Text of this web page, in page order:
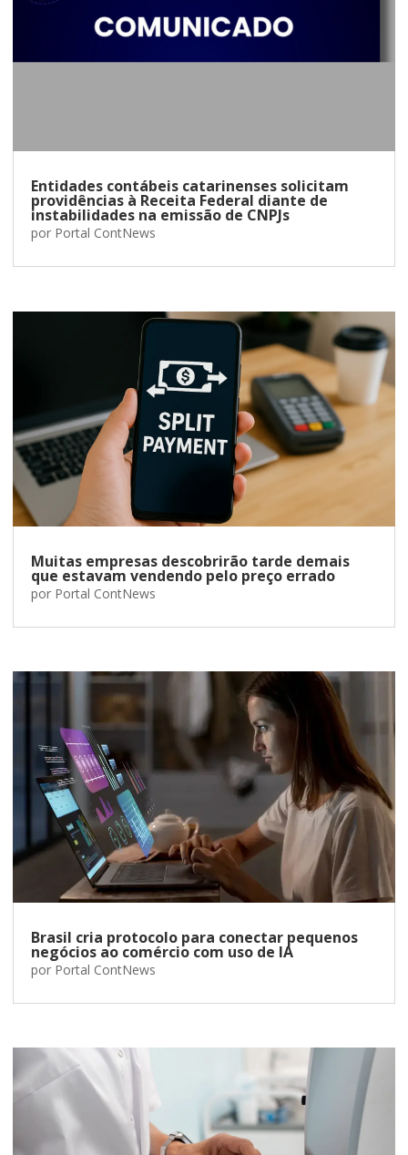
Entidades contábeis catarinenses solicitam
providências à Receita Federal diante de
instabilidades na emissão de CNPJs
por Portal ContNews
Muitas empresas descobrirão tarde demais
que estavam vendendo pelo preço errado
por Portal ContNews
Brasil cria protocolo para conectar pequenos
negócios ao comércio com uso de IA
por Portal ContNews